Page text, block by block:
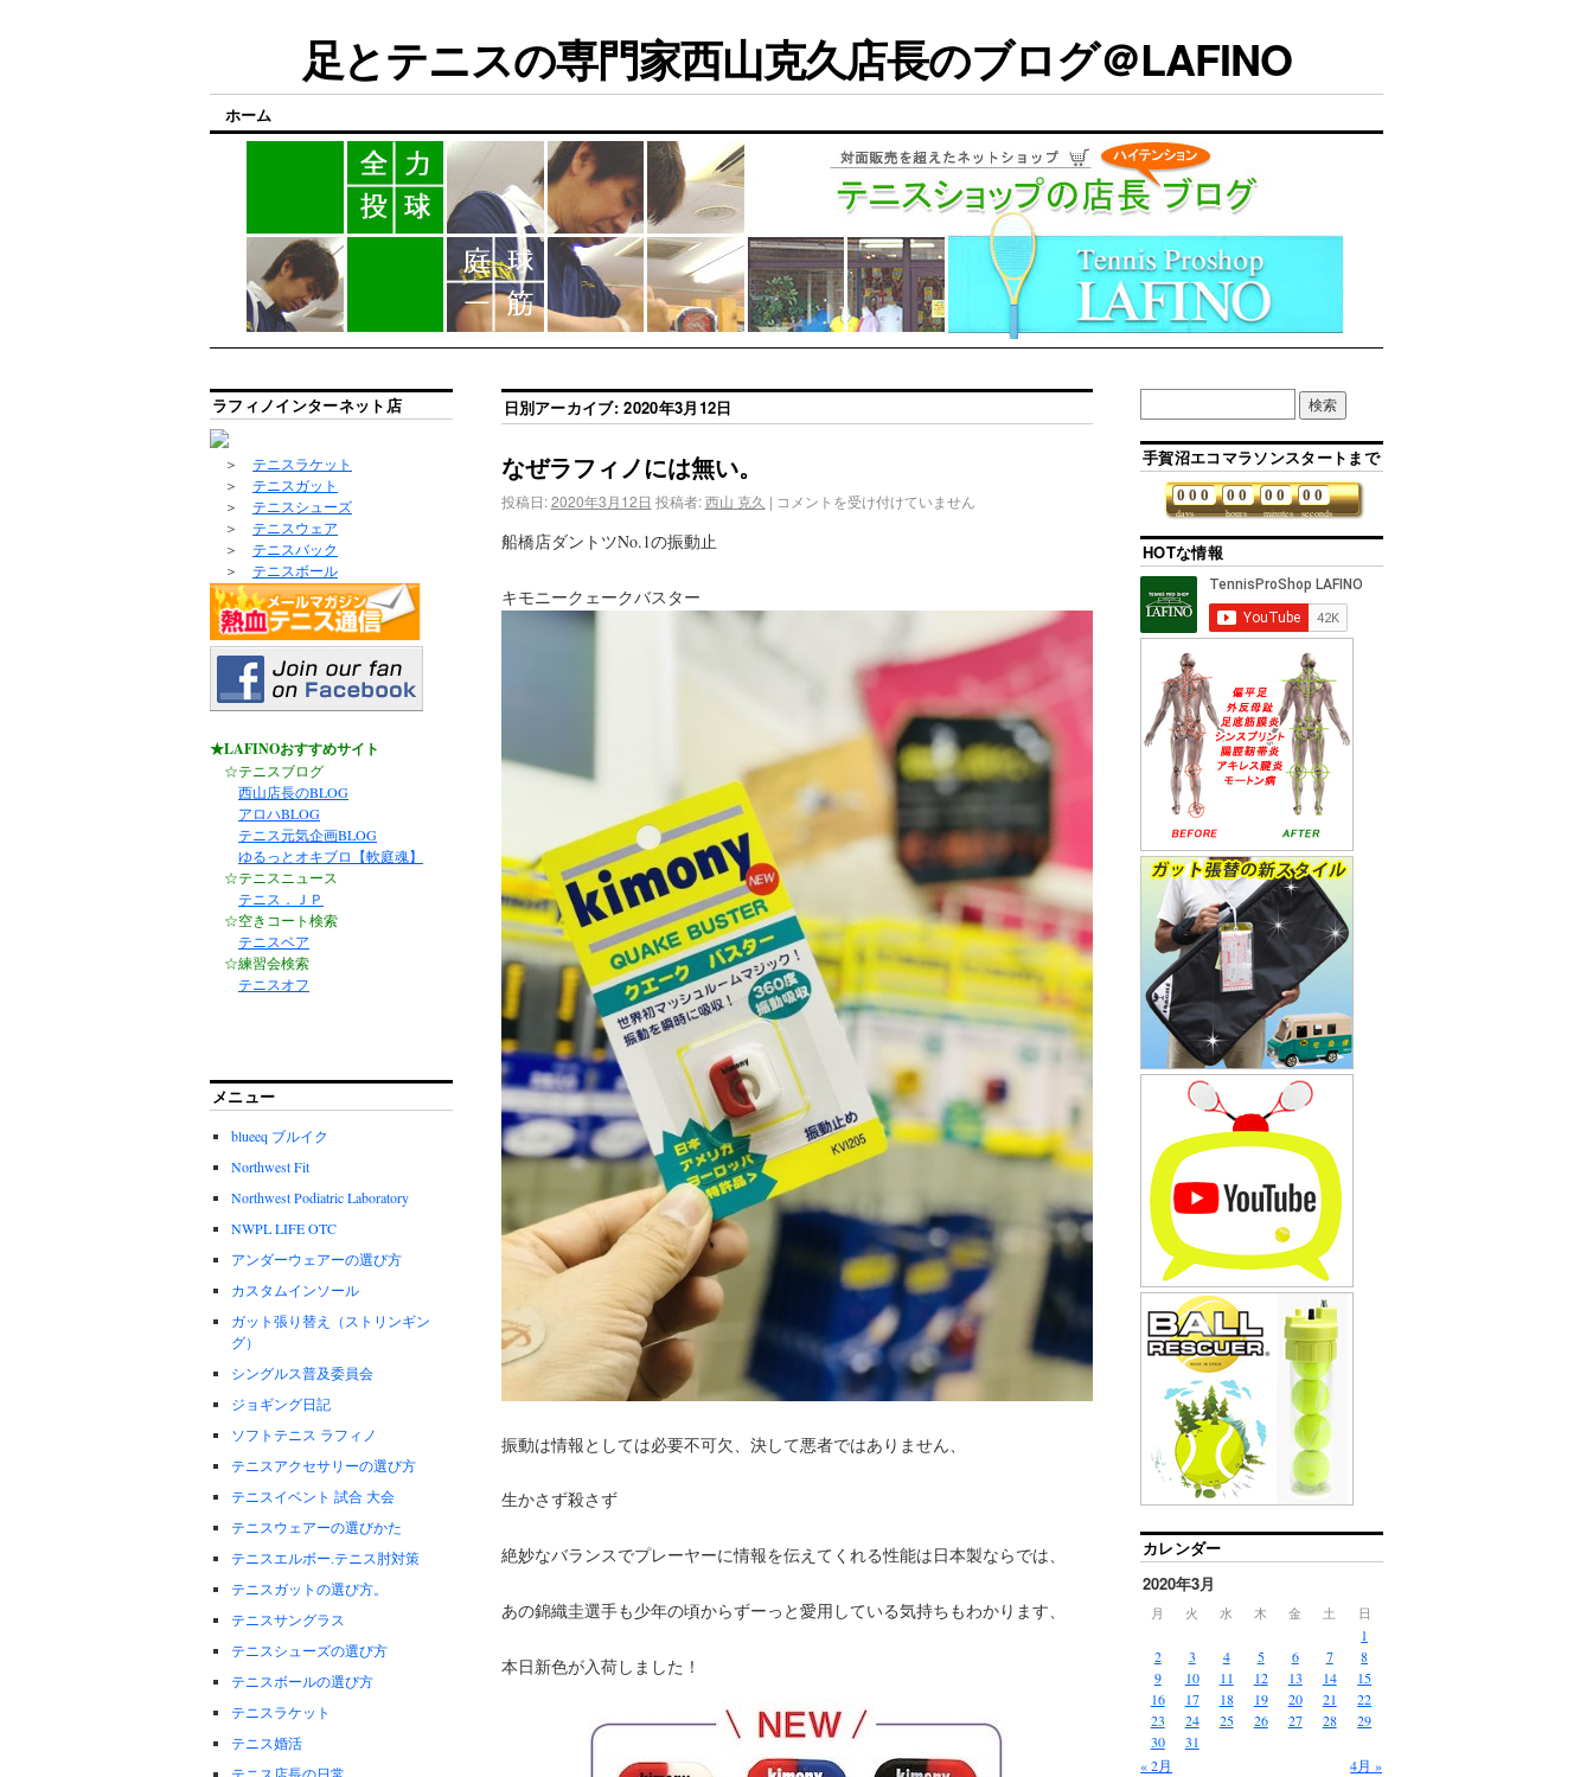
足とテニスの専門家西山克久店長のブログ＠LAFINO
ホーム
日別アーカイブ:2020年3月12日
なぜラフィノには無い。
投稿日: 2020年3月12日 投稿者: 西山 克久 | コメントを受け付けていません
船橋店ダントツNo.1の振動止
キモニークェークバスター
振動は情報としては必要不可欠、決して悪者ではありません、
生かさず殺さず
絶妙なバランスでプレーヤーに情報を伝えてくれる性能は日本製ならでは、
あの錦織圭選手も少年の頃からずーっと愛用している気持ちもわかります、
本日新色が入荷しました！
ラフィノインターネット店
＞ テニスラケット
＞ テニスガット
＞ テニスシューズ
＞ テニスウェア
＞ テニスバック
＞ テニスボール
★LAFINOおすすめサイト
☆テニスブログ
西山店長のBLOG
アロハBLOG
テニス元気企画BLOG
ゆるっとオキブロ【軟庭魂】
☆テニスニュース
テニス．ＪＰ
☆空きコート検索
テニスベア
☆練習会検索
テニスオフ
メニュー
blueeq ブルイク
Northwest Fit
Northwest Podiatric Laboratory
NWPL LIFE OTC
アンダーウェアーの選び方
カスタムインソール
ガット張り替え（ストリンギン
グ）
シングルス普及委員会
ジョギング日記
ソフトテニス ラフィノ
テニスアクセサリーの選び方
テニスイベント 試合 大会
テニスウェアーの選びかた
テニスエルボー.テニス肘対策
テニスガットの選び方。
テニスサングラス
テニスシューズの選び方
テニスボールの選び方
テニスラケット
テニス婚活
テニス店長の日常
手賀沼エコマラソンスタートまで
days
0 0 0
hours
0 0
minutes
0 0
seconds
0 0
HOTな情報
カレンダー
2020年3月
月 火 水 木 金 土 日
« 2月 4月 »
1
2
3 4 5 6 7
8
9
10 11 12 13 14
15
16
17 18 19 20 21
22
23
24 25 26 27 28
29
30
31